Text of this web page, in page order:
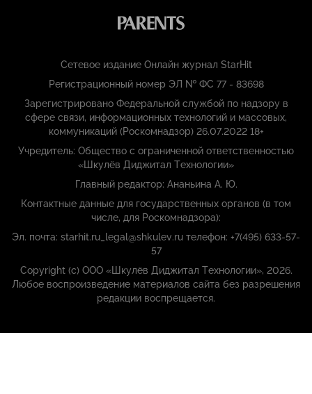
Сетевое издание Онлайн журнал StarHit
Регистрационный номер ЭЛ № ФС 77 - 83698
Зарегистрировано Федеральной службой по надзору в
сфере связи, информационных технологий и массовых,
коммуникаций (Роскомнадзор) 26.07.2022 18+
Учредитель: Общество с ограниченной ответственностью
«Шкулёв Диджитал Технологии»
Главный редактор: Ананьина А. Ю.
Контактные данные для государственных органов (в том
числе, для Роскомнадзора):
Эл. почта: starhit.ru_legal@shkulev.ru телефон: +7(495) 633-57-
57
Copyright (с) ООО «Шкулёв Диджитал Технологии», 2026.
Любое воспроизведение материалов сайта без разрешения
редакции воспрещается.